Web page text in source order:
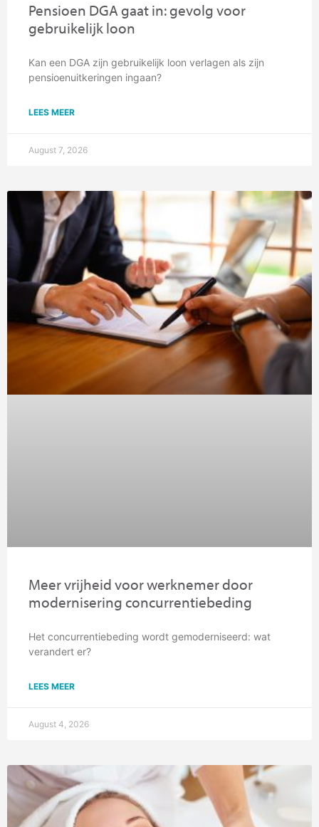
Pensioen DGA gaat in: gevolg voor
gebruikelijk loon
Kan een DGA zijn gebruikelijk loon verlagen als zijn
pensioenuitkeringen ingaan?
LEES MEER
August 7, 2026
Meer vrijheid voor werknemer door
modernisering concurrentiebeding
Het concurrentiebeding wordt gemoderniseerd: wat
verandert er?
LEES MEER
August 4, 2026